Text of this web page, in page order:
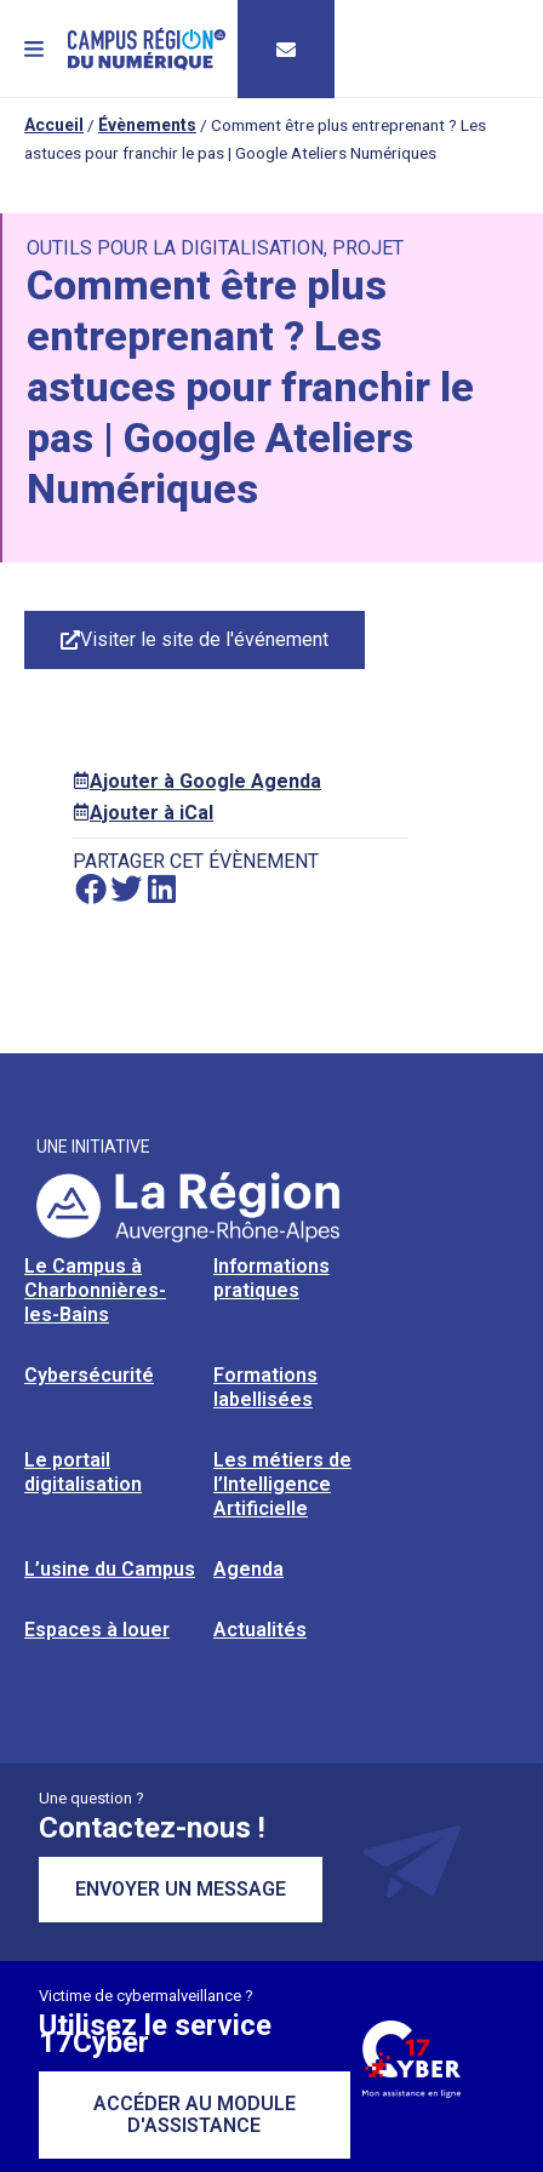
MENU
Accueil / Évènements / Comment être plus entreprenant ? Les
astuces pour franchir le pas | Google Ateliers Numériques
OUTILS POUR LA DIGITALISATION, PROJET
Comment être plus
entreprenant ? Les
astuces pour franchir le
pas | Google Ateliers
Numériques
Visiter le site de l'événement
Ajouter à Google Agenda
Ajouter à iCal
PARTAGER CET ÉVÈNEMENT
UNE INITIATIVE
Le Campus à
Charbonnières-
les-Bains
Informations
pratiques
Cybersécurité
Formations
labellisées
Le portail
digitalisation
Les métiers de
l’Intelligence
Artificielle
L’usine du Campus Agenda
Espaces à louer Actualités
Une question ?
Contactez-nous !
ENVOYER UN MESSAGE
Victime de cybermalveillance ?
Utilisez le service
17Cyber
ACCÉDER AU MODULE
D'ASSISTANCE